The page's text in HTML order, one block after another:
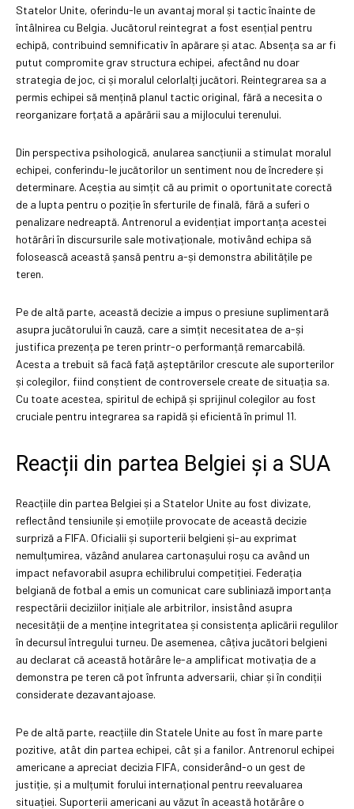
Statelor Unite, oferindu-le un avantaj moral și tactic înainte de
întâlnirea cu Belgia. Jucătorul reintegrat a fost esențial pentru
echipă, contribuind semnificativ în apărare și atac. Absența sa ar fi
putut compromite grav structura echipei, afectând nu doar
strategia de joc, ci și moralul celorlalți jucători. Reintegrarea sa a
permis echipei să mențină planul tactic original, fără a necesita o
reorganizare forțată a apărării sau a mijlocului terenului.
Din perspectiva psihologică, anularea sancțiunii a stimulat moralul
echipei, conferindu-le jucătorilor un sentiment nou de încredere și
determinare. Aceștia au simțit că au primit o oportunitate corectă
de a lupta pentru o poziție în sferturile de finală, fără a suferi o
penalizare nedreaptă. Antrenorul a evidențiat importanța acestei
hotărâri în discursurile sale motivaționale, motivând echipa să
folosească această șansă pentru a-și demonstra abilitățile pe
teren.
Pe de altă parte, această decizie a impus o presiune suplimentară
asupra jucătorului în cauză, care a simțit necesitatea de a-și
justifica prezența pe teren printr-o performanță remarcabilă.
Acesta a trebuit să facă față așteptărilor crescute ale suporterilor
și colegilor, fiind conștient de controversele create de situația sa.
Cu toate acestea, spiritul de echipă și sprijinul colegilor au fost
cruciale pentru integrarea sa rapidă și eficientă în primul 11.
Reacții din partea Belgiei și a SUA
Reacțiile din partea Belgiei și a Statelor Unite au fost divizate,
reflectând tensiunile și emoțiile provocate de această decizie
surpriză a FIFA. Oficialii și suporterii belgieni și-au exprimat
nemulțumirea, văzând anularea cartonașului roșu ca având un
impact nefavorabil asupra echilibrului competiției. Federația
belgiană de fotbal a emis un comunicat care subliniază importanța
respectării deciziilor inițiale ale arbitrilor, insistând asupra
necesității de a menține integritatea și consistența aplicării regulilor
în decursul întregului turneu. De asemenea, câțiva jucători belgieni
au declarat că această hotărâre le-a amplificat motivația de a
demonstra pe teren că pot înfrunta adversarii, chiar și în condiții
considerate dezavantajoase.
Pe de altă parte, reacțiile din Statele Unite au fost în mare parte
pozitive, atât din partea echipei, cât și a fanilor. Antrenorul echipei
americane a apreciat decizia FIFA, considerând-o un gest de
justiție, și a mulțumit forului internațional pentru reevaluarea
situației. Suporterii americani au văzut în această hotărâre o